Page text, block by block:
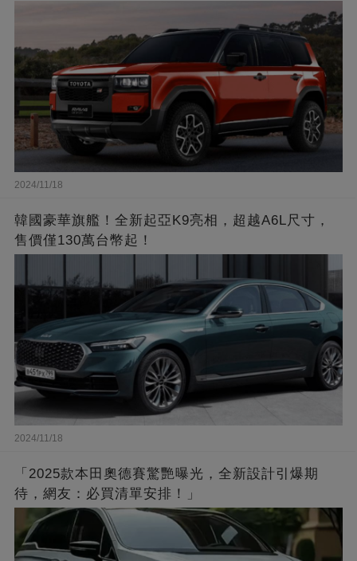
2024/11/18
韓國豪華旗艦！全新起亞K9亮相，超越A6L尺寸，
售價僅130萬台幣起！
2024/11/18
「2025款本田奧德賽驚艷曝光，全新設計引爆期
待，網友：必買清單安排！」